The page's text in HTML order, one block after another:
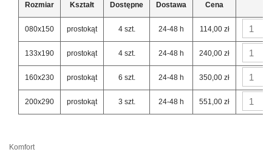
Rozmiar Kształt Dostępne Dostawa Cena
080x150 prostokąt 4 szt. 24-48 h 114,00 zł
133x190 prostokąt 4 szt. 24-48 h 240,00 zł
160x230 prostokąt 6 szt. 24-48 h 350,00 zł
200x290 prostokąt 3 szt. 24-48 h 551,00 zł
Komfort